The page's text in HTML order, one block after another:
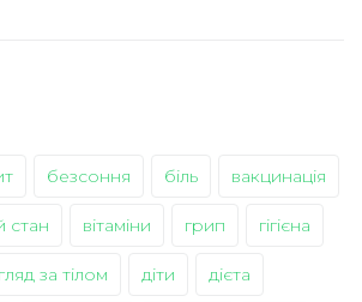
безсоння біль вакцинація
стан вітаміни грип гігієна
за тілом діти дієта